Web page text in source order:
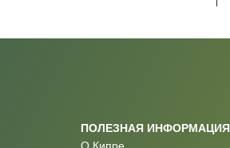
ПОЛЕЗНАЯ ИНФОРМАЦИЯ